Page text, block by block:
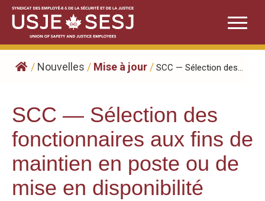
Skip
content
/ Nouvelles / Mise à jour / SCC — Sélection des...
SCC — Sélection des
fonctionnaires aux fins de
maintien en poste ou de
mise en disponibilité